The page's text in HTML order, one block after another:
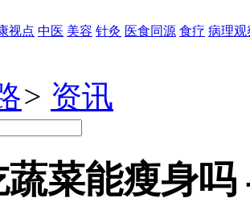
视点 中医 美容 针灸 医食同源 食疗 病理观
> 资讯
菜能瘦身